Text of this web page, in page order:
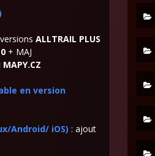
ALLTRAIL PLUS
+ MAJ
MAPY.CZ
en version
Android/ iOS) : ajout